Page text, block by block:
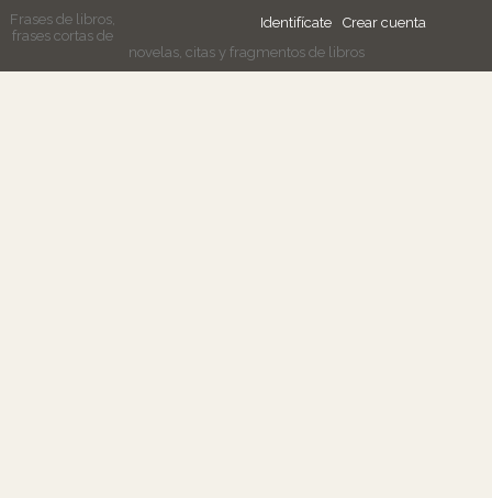
Identifícate Crear cuenta
Frases de libros,
frases cortas de
novelas, citas y fragmentos de libros